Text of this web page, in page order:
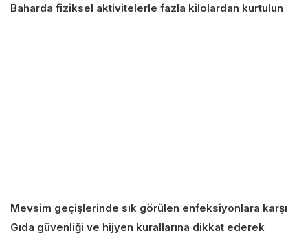
Baharda fiziksel aktivitelerle fazla kilolardan kurtulun
Mevsim geçişlerinde sık görülen enfeksiyonlara karşı
Gıda güvenliği ve hijyen kurallarına dikkat ederek